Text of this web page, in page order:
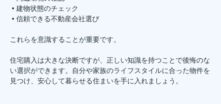
• 建物状態のチェック
• 信頼できる不動産会社選び
これらを意識することが重要です。
住宅購入は大きな決断ですが、正しい知識を持つことで後悔のな
い選択ができます。自分や家族のライフスタイルに合った物件を
見つけ、安心して暮らせる住まいを手に入れましょう。